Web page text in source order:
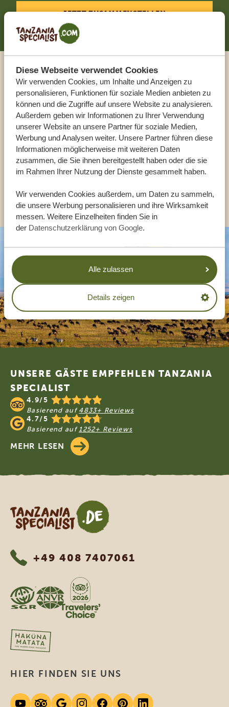
Diese Webseite verwendet Cookies
Wir verwenden Cookies, um Inhalte und Anzeigen zu
personalisieren, Funktionen für soziale Medien anbieten zu
können und die Zugriffe auf unsere Website zu analysieren.
Außerdem geben wir Informationen zu Ihrer Verwendung
unserer Website an unsere Partner für soziale Medien,
Werbung und Analysen weiter. Unsere Partner führen diese
Informationen möglicherweise mit weiteren Daten
zusammen, die Sie ihnen bereitgestellt haben oder die sie
im Rahmen Ihrer Nutzung der Dienste gesammelt haben.
Wir verwenden Cookies außerdem, um Daten zu sammeln,
die unsere Werbung personalisieren und ihre Wirksamkeit
messen. Weitere Einzelheiten finden Sie in
der Datenschutzerklärung von Google.
Alle zulassen
Details zeigen
JETZT ZUSAMMENSTELLEN
Sprechen Sie mit einem
Reiseberater
UNSERE EXPERTEN HELFEN IHNEN GERN
DE: +494087407061
ANDERE LÄNDER
Footer
UNSERE GÄSTE EMPFEHLEN TANZANIA
SPECIALIST
4.9/5
Basierend auf 4833+ Reviews
4.7/5
Basierend auf 1252+ Reviews
MEHR LESEN
Tanzania Specialist
+49 408 7407061
HIER FINDEN SIE UNS